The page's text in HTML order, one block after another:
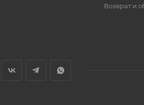
Возврат и